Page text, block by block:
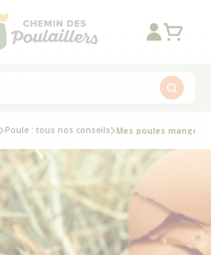
Poule : tous nos conseils Mes poules